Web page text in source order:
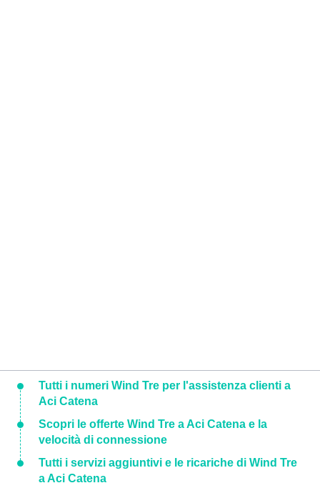
Tutti i numeri Wind Tre per l'assistenza clienti a
Aci Catena
Scopri le offerte Wind Tre a Aci Catena e la
velocità di connessione
Tutti i servizi aggiuntivi e le ricariche di Wind Tre
a Aci Catena